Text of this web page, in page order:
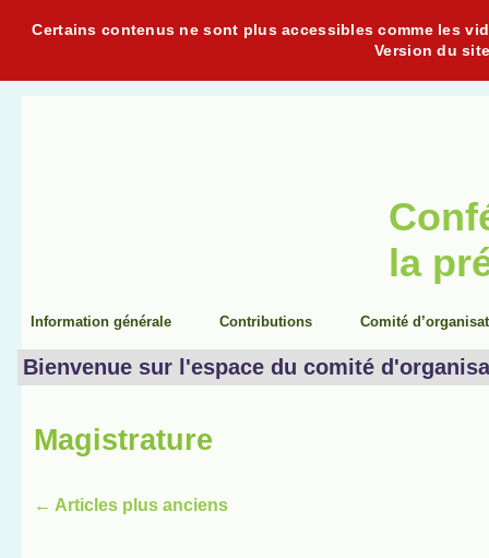
Certains contenus ne sont plus accessibles comme les
Version du
la
Information générale Contributions Comité
Bienvenue sur l'espace du comité
Magistrature
← Articles plus anciens